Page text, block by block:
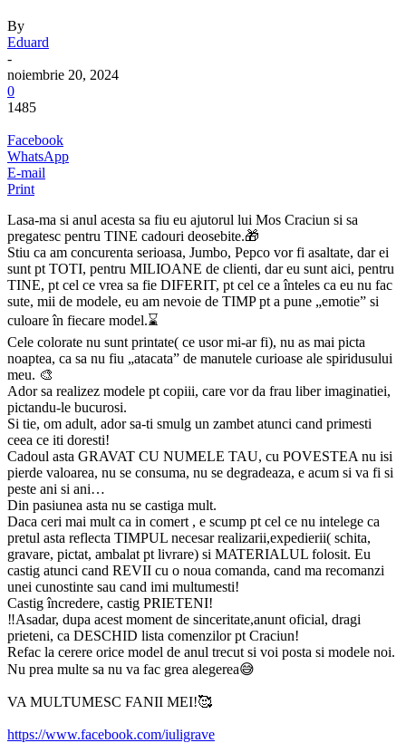
By
Eduard
-
noiembrie 20, 2024
0
1485
Facebook
WhatsApp
E-mail
Print
Lasa-ma si anul acesta sa fiu eu ajutorul lui Mos Craciun si sa
pregatesc pentru TINE cadouri deosebite.🎁
Stiu ca am concurenta serioasa, Jumbo, Pepco vor fi asaltate, dar ei
sunt pt TOTI, pentru MILIOANE de clienti, dar eu sunt aici, pentru
TINE, pt cel ce vrea sa fie DIFERIT, pt cel ce a înteles ca eu nu fac
sute, mii de modele, eu am nevoie de TIMP pt a pune „emotie” si
culoare în fiecare model.⌛️
Cele colorate nu sunt printate( ce usor mi-ar fi), nu as mai picta
noaptea, ca sa nu fiu „atacata” de manutele curioase ale spiridusului
meu. 🎨
Ador sa realizez modele pt copiii, care vor da frau liber imaginatiei,
pictandu-le bucurosi.
Si tie, om adult, ador sa-ti smulg un zambet atunci cand primesti
ceea ce iti doresti!
Cadoul asta GRAVAT CU NUMELE TAU, cu POVESTEA nu isi
pierde valoarea, nu se consuma, nu se degradeaza, e acum si va fi si
peste ani si ani…
Din pasiunea asta nu se castiga mult.
Daca ceri mai mult ca in comert , e scump pt cel ce nu intelege ca
pretul asta reflecta TIMPUL necesar realizarii,expedierii( schita,
gravare, pictat, ambalat pt livrare) si MATERIALUL folosit. Eu
castig atunci cand REVII cu o noua comanda, cand ma recomanzi
unei cunostinte sau cand imi multumesti!
Castig încredere, castig PRIETENI!
‼️Asadar, dupa acest moment de sinceritate,anunt oficial, dragi
prieteni, ca DESCHID lista comenzilor pt Craciun!
Refac la cerere orice model de anul trecut si voi posta si modele noi.
Nu prea multe sa nu va fac grea alegerea😅
VA MULTUMESC FANII MEI!🥰
https://www.facebook.com/iuligrave